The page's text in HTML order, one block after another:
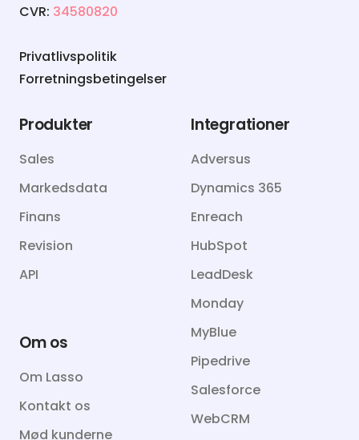
CVR: 34580820
Privatlivspolitik
Forretningsbetingelser
Produkter
Sales
Markedsdata
Finans
Revision
API
Integrationer
Adversus
Dynamics 365
Enreach
HubSpot
LeadDesk
Monday
MyBlue
Pipedrive
Salesforce
WebCRM
Om os
Om Lasso
Kontakt os
Mød kunderne